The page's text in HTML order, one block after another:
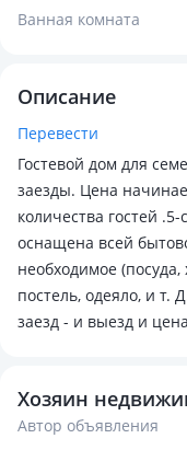
Ванная комната
Описание
Перевести
Гостевой дом для
заезды. Цена
количества гостей
оснащена всей
необходимое
постель, одеяло, и т.
заезд - и выезд и
Хозяин
Автор объявления